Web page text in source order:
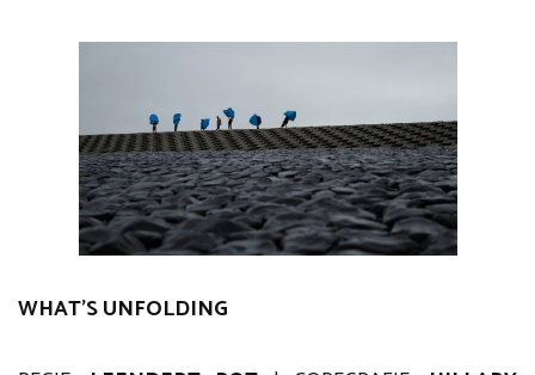
WHAT’S UNFOLDING